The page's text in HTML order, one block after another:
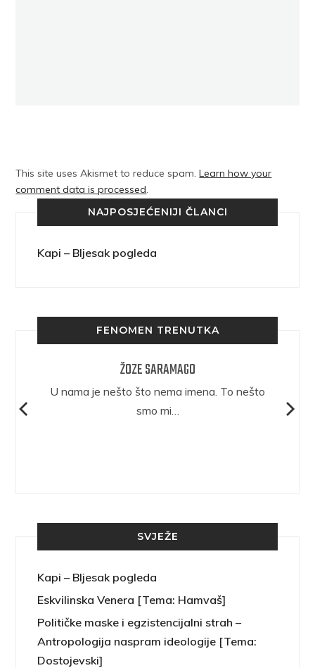
This site uses Akismet to reduce spam.Learn how your
comment data is processed.
NAJPOSJEĆENIJI ČLANCI
Kapi – Bljesak pogleda
FENOMEN TRENUTKA
ŽOZE SARAMAGO
U nama je nešto što nema imena. To nešto
smo mi…
SVJEŽE
Kapi – Bljesak pogleda
Eskvilinska Venera [Tema: Hamvaš]
Političke maske i egzistencijalni strah –
Antropologija naspram ideologije [Tema:
Dostojevski]